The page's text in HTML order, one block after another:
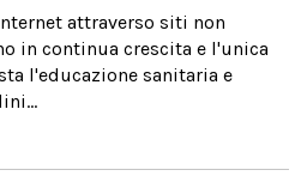
attraverso siti non
in continua crescita e l'unica
l'educazione sanitaria e